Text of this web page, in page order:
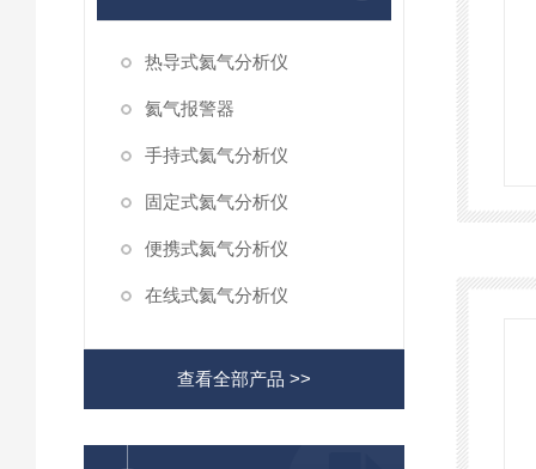
热导式氦气分析仪
氦气报警器
手持式氦气分析仪
固定式氦气分析仪
便携式氦气分析仪
在线式氦气分析仪
查看全部产品 >>